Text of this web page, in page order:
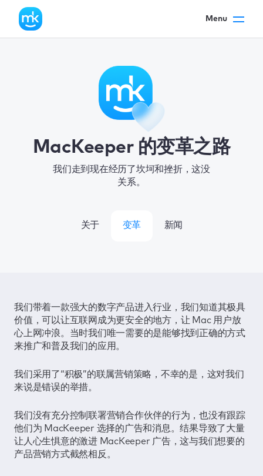
Menu
MacKeeper 的变革之路
我们走到现在经历了坎坷和挫折，这没
关系。
关于 变革 新闻
我们带着一款强大的数字产品进入行业，我们知道其极具
价值，可以让互联网成为更安全的地方，让 Mac 用户放
心上网冲浪。当时我们唯一需要的是能够找到正确的方式
来推广和普及我们的应用。
我们采用了“积极”的联属营销策略，不幸的是，这对我们
来说是错误的举措。
我们没有充分控制联署营销合作伙伴的行为，也没有跟踪
他们为 MacKeeper 选择的广告和消息。结果导致了大量
让人心生惧意的激进 MacKeeper 广告，这与我们想要的
产品营销方式截然相反。